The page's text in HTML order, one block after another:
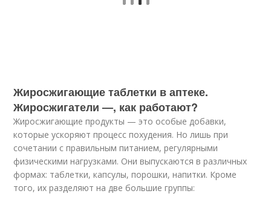
Жиросжигающие таблетки в аптеке.
Жиросжигатели —, как работают?
Жиросжигающие продукты — это особые добавки,
которые ускоряют процесс похудения. Но лишь при
сочетании с правильным питанием, регулярными
физическими нагрузками. Они выпускаются в различных
формах: таблетки, капсулы, порошки, напитки. Кроме
того, их разделяют на две большие группы: